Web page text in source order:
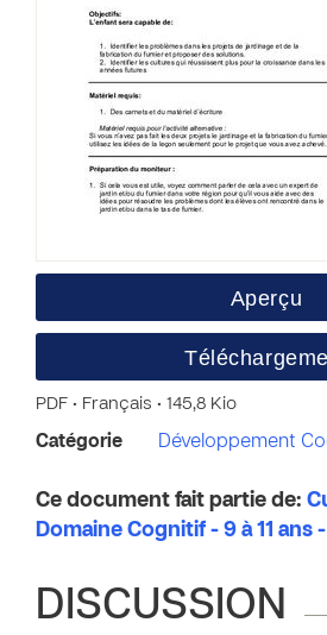
Aperçu
PDF • Français • 145,8 Kio
Catégorie Développement
Ce document fait partie de:
Domaine Cognitif - 9 à 11 ans
DISCUSSION